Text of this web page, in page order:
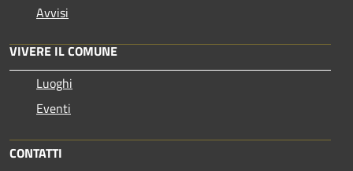
Avvisi
VIVERE IL COMUNE
Luoghi
Eventi
CONTATTI